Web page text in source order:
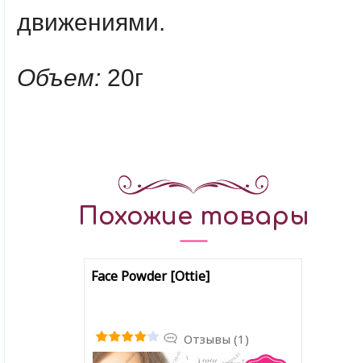
движениями.
Объем: 20г
Похожие товары
Face Powder [Ottie]
Отзывы (1)